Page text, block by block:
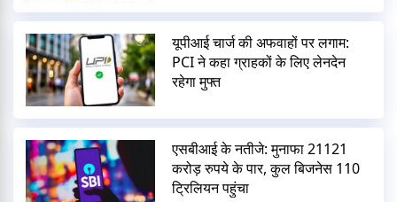
यूपीआई चार्ज की अफवाहों पर लगाम:
PCI ने कहा ग्राहकों के लिए लेनदेन
रहेगा मुफ्त
एसबीआई के नतीजे: मुनाफा 21121
करोड़ रुपये के पार, कुल बिजनेस 110
ट्रिलियन पहुंचा